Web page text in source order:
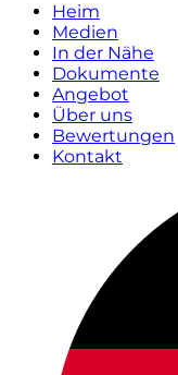
Heim
Medien
In der Nähe
Dokumente
Angebot
Über uns
Bewertungen
Kontakt